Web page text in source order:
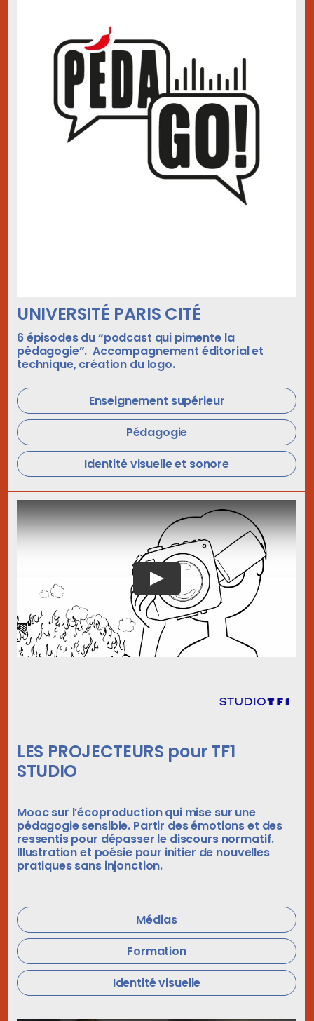
UNIVERSITÉ PARIS CITÉ
6 épisodes du “podcast qui pimente la
pédagogie”. Accompagnement éditorial et
technique, création du logo.
Enseignement supérieur
Pédagogie
Identité visuelle et sonore
LES PROJECTEURS pour TF1
STUDIO
Mooc sur l’écoproduction qui mise sur une
pédagogie sensible. Partir des émotions et des
ressentis pour dépasser le discours normatif.
Illustration et poésie pour initier de nouvelles
pratiques sans injonction.
Médias
Formation
Identité visuelle